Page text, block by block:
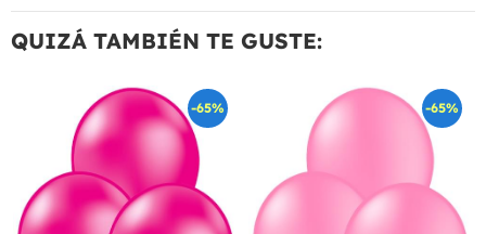
QUIZÁ TAMBIÉN TE GUSTE:
-65% -65%